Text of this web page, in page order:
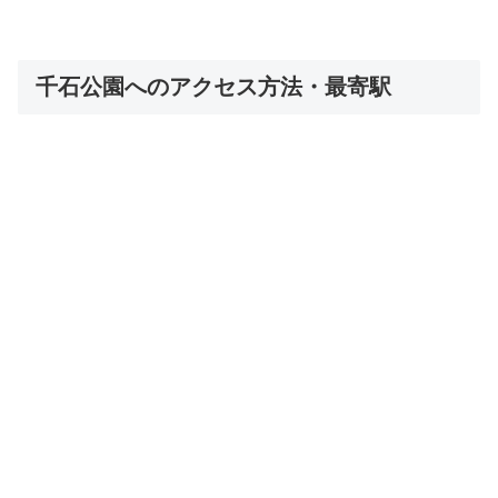
千石公園へのアクセス方法・最寄駅